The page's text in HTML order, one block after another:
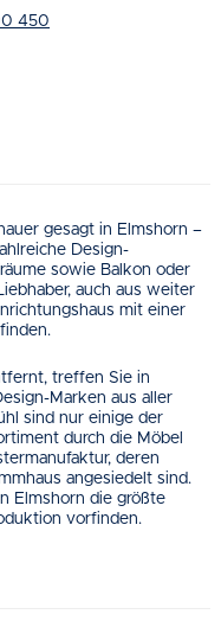
450
gesagt in Elmshorn –
Design-
sowie Balkon oder
auch aus weiter
mit einer
treffen Sie in
Marken aus aller
sind nur einige der
durch die Möbel
deren
angesiedelt sind.
Elmshorn die größte
vorfinden.